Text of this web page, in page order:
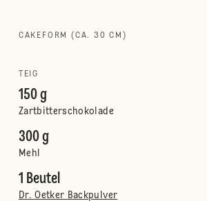
CAKEFORM (CA. 30 CM)
TEIG
150 g
Zartbitterschokolade
300 g
Mehl
1 Beutel
Dr. Oetker Backpulver